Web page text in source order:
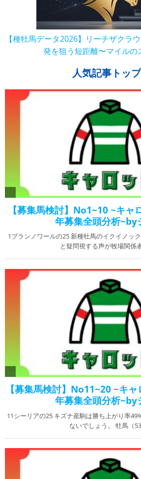
【種牡馬データ2026】リーチザクラ
発を狙う短距離〜マイルの
人気記事トッ